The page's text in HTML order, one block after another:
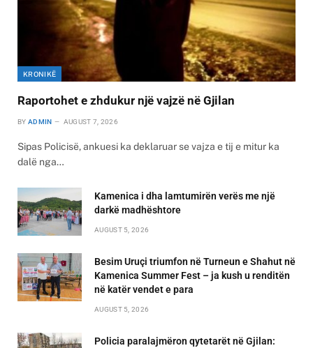
KRONIKË
Raportohet e zhdukur një vajzë në Gjilan
BY ADMIN AUGUST 7, 2026
Sipas Policisë, ankuesi ka deklaruar se vajza e tij e mitur ka
dalë nga…
Kamenica i dha lamtumirën verës me një
darkë madhështore
AUGUST 5, 2026
Besim Uruçi triumfon në Turneun e Shahut në
Kamenica Summer Fest – ja kush u renditën
në katër vendet e para
AUGUST 5, 2026
Policia paralajmëron qytetarët në Gjilan: